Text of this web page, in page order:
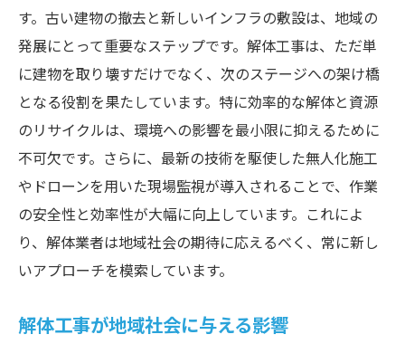
す。古い建物の撤去と新しいインフラの敷設は、地域の
発展にとって重要なステップです。解体工事は、ただ単
に建物を取り壊すだけでなく、次のステージへの架け橋
となる役割を果たしています。特に効率的な解体と資源
のリサイクルは、環境への影響を最小限に抑えるために
不可欠です。さらに、最新の技術を駆使した無人化施工
やドローンを用いた現場監視が導入されることで、作業
の安全性と効率性が大幅に向上しています。これによ
り、解体業者は地域社会の期待に応えるべく、常に新し
いアプローチを模索しています。
解体工事が地域社会に与える影響